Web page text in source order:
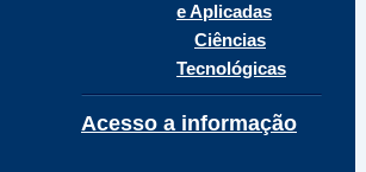
e Aplicadas
Ciências
Tecnológicas
Acesso a informação